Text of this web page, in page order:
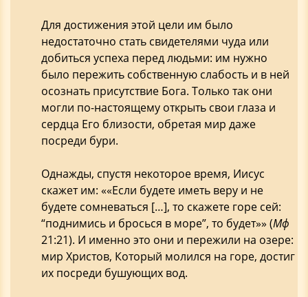
Для достижения этой цели им было
недостаточно стать свидетелями чуда или
добиться успеха перед людьми: им нужно
было пережить собственную слабость и в ней
осознать присутствие Бога. Только так они
могли по-настоящему открыть свои глаза и
сердца Его близости, обретая мир даже
посреди бури.
Однажды, спустя некоторое время, Иисус
скажет им: ««Если будете иметь веру и не
будете сомневаться […], то скажете горе сей:
“поднимись и бросься в море”, то будет»» (Мф
21:21). И именно это они и пережили на озере:
мир Христов, Который молился на горе, достиг
их посреди бушующих вод.